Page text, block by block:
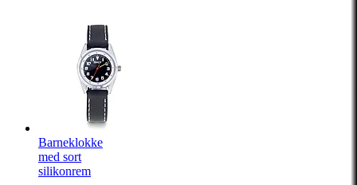
Barneklokke
med sort
silikonrem